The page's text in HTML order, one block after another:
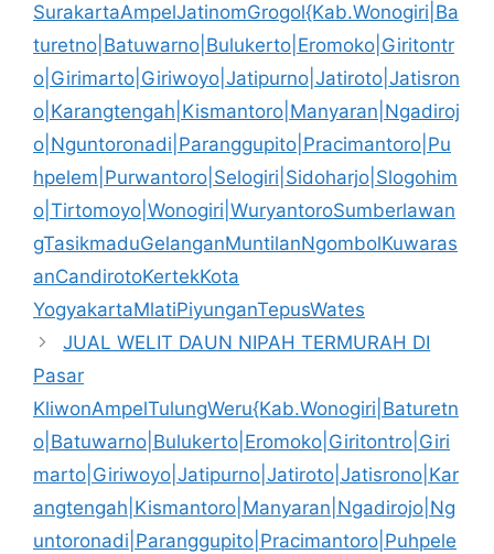
SurakartaAmpelJatinomGrogol{Kab.Wonogiri|Ba
turetno|Batuwarno|Bulukerto|Eromoko|Giritontr
o|Girimarto|Giriwoyo|Jatipurno|Jatiroto|Jatisron
o|Karangtengah|Kismantoro|Manyaran|Ngadiroj
o|Nguntoronadi|Paranggupito|Pracimantoro|Pu
hpelem|Purwantoro|Selogiri|Sidoharjo|Slogohim
o|Tirtomoyo|Wonogiri|WuryantoroSumberlawan
gTasikmaduGelanganMuntilanNgombolKuwaras
anCandirotoKertekKota
YogyakartaMlatiPiyunganTepusWates
JUAL WELIT DAUN NIPAH TERMURAH DI
Pasar
KliwonAmpelTulungWeru{Kab.Wonogiri|Baturetn
o|Batuwarno|Bulukerto|Eromoko|Giritontro|Giri
marto|Giriwoyo|Jatipurno|Jatiroto|Jatisrono|Kar
angtengah|Kismantoro|Manyaran|Ngadirojo|Ng
untoronadi|Paranggupito|Pracimantoro|Puhpele